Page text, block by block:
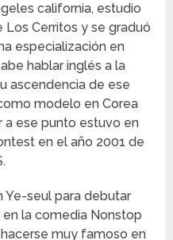
california, estudio
Los Cerritos y se graduó
especialización en
hablar inglés a la
ascendencia de ese
modelo en Corea
a ese punto estuvo en
en el año 2001 de
Ye-seul para debutar
la comedia Nonstop
muy famoso en